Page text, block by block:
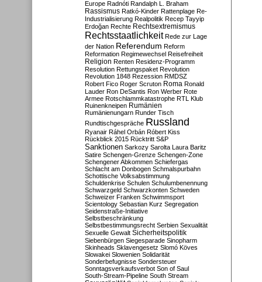
Europe Radnóti Randalph L. Braham
Rassismus Ratkó-Kinder Rattenplage Re-
Industrialisierung Realpolitik Recep Tayyip
Erdoğan Rechte Rechtsextremismus
Rechtsstaatlichkeit Rede zur Lage
der Nation Referendum Reform
Reformation Regimewechsel Reisefreiheit
Religion Renten Residenz-Programm
Resolution Rettungspaket Revolution
Revolution 1848 Rezession RMDSZ
Robert Fico Roger Scruton Roma Ronald
Lauder Ron DeSantis Ron Werber Rote
Armee Rotschlammkatastrophe RTL Klub
Ruinenkneipen Rumänien
Rumänienungarn Runder Tisch
Rundtischgespräche Russland
Ryanair Ráhel Orbán Róbert Kiss
Rückblick 2015 Rücktritt S&P
Sanktionen Sarkozy Sarolta Laura Baritz
Satire Schengen-Grenze Schengen-Zone
Schengener Abkommen Schiefergas
Schlacht am Donbogen Schmalspurbahn
Schottische Volksabstimmung
Schuldenkrise Schulen Schulumbenennung
Schwarzgeld Schwarzkonten Schweden
Schweizer Franken Schwimmsport
Scientology Sebastian Kurz Segregation
Seidenstraße-Initiative
Selbstbeschränkung
Selbstbestimmungsrecht Serbien Sexualität
Sexuelle Gewalt Sicherheitspolitik
Siebenbürgen Siegesparade Sinopharm
Skinheads Sklavengesetz Slomó Köves
Slowakei Slowenien Solidarität
Sonderbefugnisse Sondersteuer
Sonntagsverkaufsverbot Son of Saul
South-Stream-Pipeline South Stream